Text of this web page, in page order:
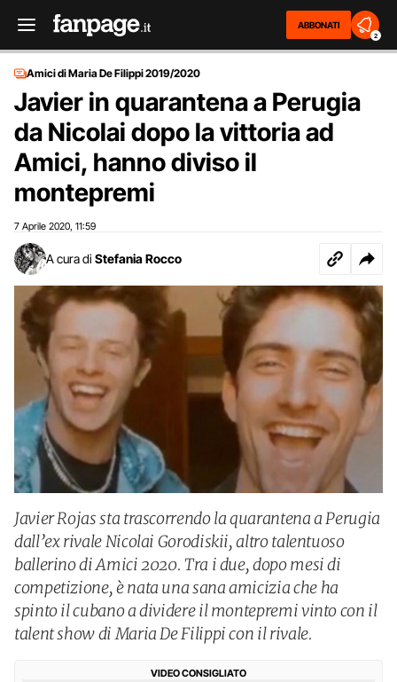
ABBONATI
2
Amici di Maria De Filippi 2019/2020
Javier in quarantena a Perugia
da Nicolai dopo la vittoria ad
Amici, hanno diviso il
montepremi
7 Aprile 2020 11:59
A cura di Stefania Rocco
Javier Rojas sta trascorrendo la quarantena a Perugia
dall’ex rivale Nicolai Gorodiskii, altro talentuoso
ballerino di Amici 2020. Tra i due, dopo mesi di
competizione, è nata una sana amicizia che ha
spinto il cubano a dividere il montepremi vinto con il
talent show di Maria De Filippi con il rivale.
VIDEO CONSIGLIATO